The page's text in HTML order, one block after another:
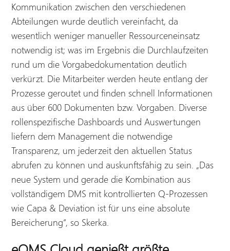
Kommunikation zwischen den verschiedenen
Abteilungen wurde deutlich vereinfacht, da
wesentlich weniger manueller Ressourceneinsatz
notwendig ist; was im Ergebnis die Durchlaufzeiten
rund um die Vorgabedokumentation deutlich
verkürzt. Die Mitarbeiter werden heute entlang der
Prozesse geroutet und finden schnell Informationen
aus über 600 Dokumenten bzw. Vorgaben. Diverse
rollenspezifische Dashboards und Auswertungen
liefern dem Management die notwendige
Transparenz, um jederzeit den aktuellen Status
abrufen zu können und auskunftsfähig zu sein. „Das
neue System und gerade die Kombination aus
vollständigem DMS mit kontrollierten Q-Prozessen
wie Capa & Deviation ist für uns eine absolute
Bereicherung“, so Skerka.